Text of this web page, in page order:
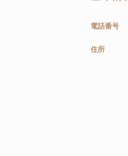
電話番号
住所